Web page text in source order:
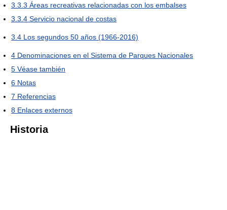
3.3.3 Áreas recreativas relacionadas con los embalses
3.3.4 Servicio nacional de costas
3.4 Los segundos 50 años (1966-2016)
4 Denominaciones en el Sistema de Parques Nacionales
5 Véase también
6 Notas
7 Referencias
8 Enlaces externos
Historia